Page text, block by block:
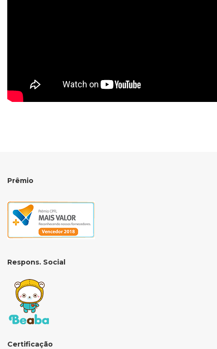
Prêmio
Respons. Social
Certificação